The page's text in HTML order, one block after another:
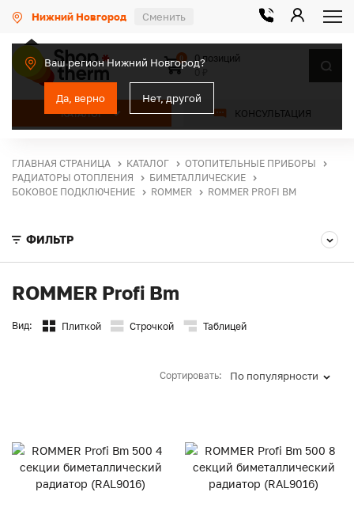
Нижний Новгород Сменить
Ваш регион Нижний Новгород?
Да, верно Нет, другой
КАТАЛОГ КОНСУЛЬТАЦИЯ
0
0 позиций
ГЛАВНАЯ СТРАНИЦА КАТАЛОГ
ОТОПИТЕЛЬНЫЕ ПРИБОРЫ
РАДИАТОРЫ ОТОПЛЕНИЯ
БИМЕТАЛЛИЧЕСКИЕ
БОКОВОЕ ПОДКЛЮЧЕНИЕ
ROMMER ROMMER PROFI BM
ФИЛЬТР
ROMMER Profi Bm
Вид: Плиткой Строчкой Таблицей
Сортировать: По популярности